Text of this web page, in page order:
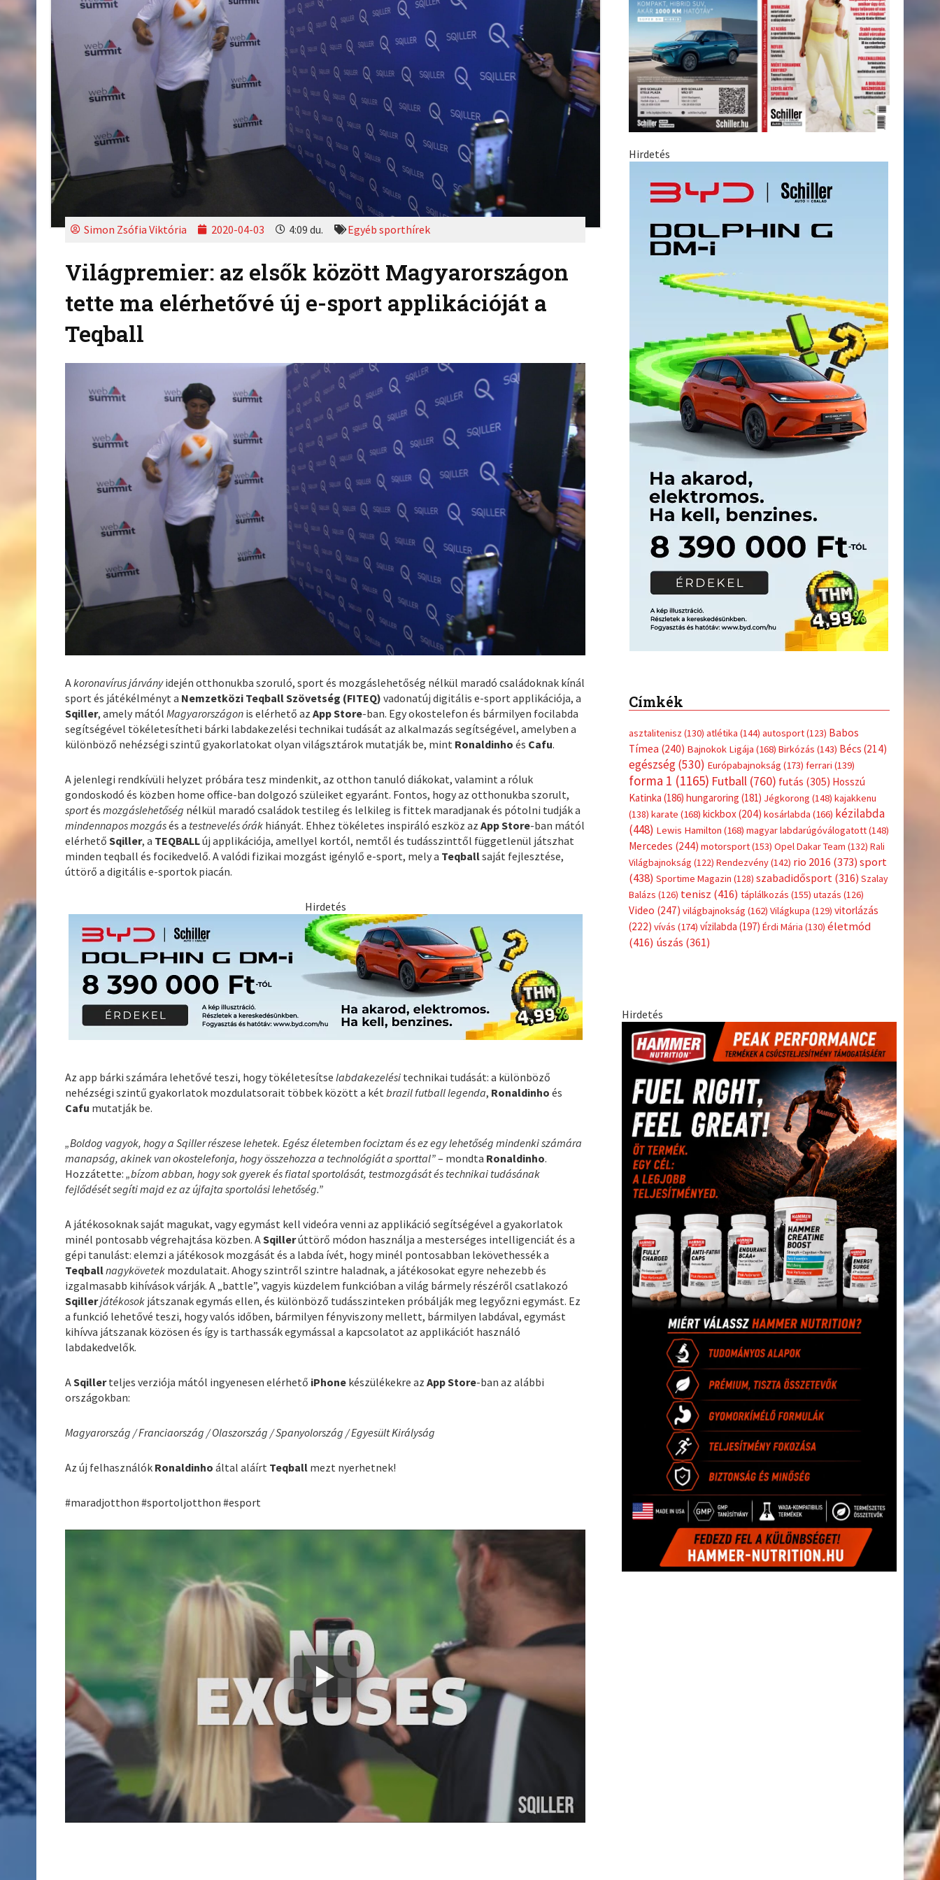
Simon Zsófia Viktória 2020-04-03 4:09 du. Egyéb sporthírek
Világpremier: az elsők között Magyarországon
tette ma elérhetővé új e-sport applikációját a
Teqball
Akoronavírus járványidején otthonukba szoruló, sport és mozgáslehetőség nélkül maradó családoknak kínál
sport és játékélményt a Nemzetközi Teqball Szövetség (FITEQ) vadonatúj digitális e-sport applikációja, a
Sqiller, amely mátólMagyarországon is elérhető azApp Store-ban. Egy okostelefon és bármilyen focilabda
segítségével tökéletesítheti bárki labdakezelési technikai tudását az alkalmazás segítségével, amelyben a
különböző nehézségi szintű gyakorlatokat olyan világsztárok mutatják be, mint Ronaldinho és Cafu.
A jelenlegi rendkívüli helyzet próbára tesz mindenkit, az otthon tanuló diákokat, valamint a róluk
gondoskodó és közben home office-ban dolgozó szüleiket egyaránt. Fontos, hogy az otthonukba szorult,
sportésmozgáslehetőség nélkül maradó családok testileg és lelkileg is fittek maradjanak és pótolni tudják a
mindennapos mozgásés a testnevelés órák hiányát. Ehhez tökéletes inspiráló eszköz azApp Store-ban mától
elérhetőSqiller, a TEQBALLúj applikációja, amellyel kortól, nemtől és tudásszinttől függetlenül játszhat
minden teqball és focikedvelő. A valódi fizikai mozgást igénylő e-sport, mely a Teqballsaját fejlesztése,
úttörő a digitális e-sportok piacán.
Hirdetés
Az app bárki számára lehetővé teszi, hogy tökéletesítselabdakezelési technikai tudását: a különböző
nehézségi szintű gyakorlatok mozdulatsorait többek között a kétbrazil futball legenda, Ronaldinho és
Cafu mutatják be.
„Boldog vagyok, hogy a Sqiller részese lehetek. Egész életemben fociztam és ez egy lehetőség mindenki számára
manapság, akinek van okostelefonja, hogy összehozza a technológiát a sporttal”– mondta Ronaldinho.
Hozzátette:„bízom abban, hogy sok gyerek és fiatal sportolását, testmozgását és technikai tudásának
fejlődését segíti majd ez az újfajta sportolási lehetőség.”
A játékosoknak saját magukat, vagy egymást kell videóra venni az applikáció segítségével a gyakorlatok
minél pontosabb végrehajtása közben. ASqillerúttörő módon használja a mesterséges intelligenciát és a
gépi tanulást: elemzi a játékosok mozgását és a labda ívét, hogy minél pontosabban lekövethessék a
Teqballnagykövetek mozdulatait. Ahogy szintről szintre haladnak, a játékosokat egyre nehezebb és
izgalmasabb kihívások várják. A „battle”, vagyis küzdelem funkcióban a világ bármely részéről csatlakozó
Sqillerjátékosok játszanak egymás ellen, és különböző tudásszinteken próbálják meg legyőzni egymást. Ez
a funkció lehetővé teszi, hogy valós időben, bármilyen fényviszony mellett, bármilyen labdával, egymást
kihívva játszanak közösen és így is tarthassák egymással a kapcsolatot az applikációt használó
labdakedvelők.
ASqillerteljes verziója mától ingyenesen elérhető iPhone készülékekre azApp Store-ban az alábbi
országokban:
Magyarország / Franciaország / Olaszország / Spanyolország / Egyesült Királyság
Az új felhasználók Ronaldinho által aláírt Teqball mezt nyerhetnek!
#maradjotthon #sportoljotthon #esport
Hirdetés
Címkék
asztalitenisz (130) atlétika (144) autosport(123) Babos
Tímea (240) Bajnokok Ligája (168) Birkózás (143) Bécs (214)
egészség(530) Európabajnokság (173) ferrari (139)
forma 1 (1165) Futball(760) futás (305) Hosszú
Katinka (186) hungaroring (181) Jégkorong (148) kajakkenu
(138) karate (168) kickbox(204) kosárlabda (166) kézilabda
(448) Lewis Hamilton (168) magyar labdarúgóválogatott(148)
Mercedes (244) motorsport(153) Opel Dakar Team (132) Rali
Világbajnokság (122) Rendezvény(142) rio 2016 (373) sport
(438) Sportime Magazin (128) szabadidősport (316) Szalay
Balázs (126) tenisz (416) táplálkozás (155) utazás (126)
Video (247) világbajnokság (162) Világkupa (129) vitorlázás
(222) vívás (174) vízilabda (197) Érdi Mária (130) életmód
(416) úszás (361)
Hirdetés